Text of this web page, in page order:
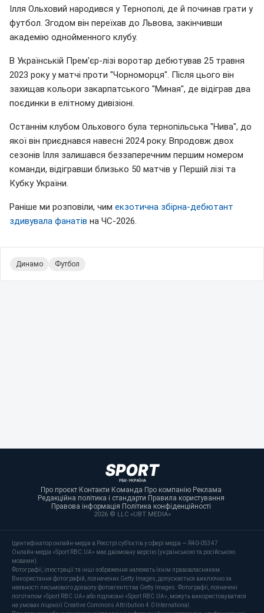
Ілля Ольховий народився у Тернополі, де й починав грати у
футбол. Згодом він переїхав до Львова, закінчивши
академію однойменного клубу.
В Українській Прем'єр-лізі воротар дебютував 25 травня
2023 року у матчі проти "Чорноморця". Після цього він
захищав кольори закарпатського "Миная", де відіграв два
поєдинки в елітному дивізіоні.
Останнім клубом Ольхового була тернопільська "Нива", до
якої він приєднався навесні 2024 року. Впродовж двох
сезонів Ілля залишався беззаперечним першим номером
команди, відігравши близько 50 матчів у Першій лізі та
Кубку України.
Раніше ми розповіли, чим екзотична збірна-дебютант
здивувала фанатів на ЧС-2026.
Динамо Футбол
Про проєкт·Контакти·Команда·Про компанію·Реклама·
Редакційна політика і стандарти·Правила користування·
Правова інформація·Політика конфіденційності·
2026 © LLC «UBT MEDIA»
Ідентифікатор онлайн-медіа в Реєстрі суб’єктів у сфері медіа — R40-05347
Онлайн-медіа «Sport RBC.UA» має двомовну версію (українською та російською
мовами).
Фотографії, ілюстрації та інші зображення належать їхнім правовласникам.
Використання фотографій, позначених Getty Images, допускається виключно за
наявності письмового дозволу фотоагентства Getty Images. Фотографії, позначені
логотипом «Sport RBC.UA» або підписані «Sport RBC.UA», можуть використовуватися
на умовах ліцензії Creative Commons Attribution 4.0 International.